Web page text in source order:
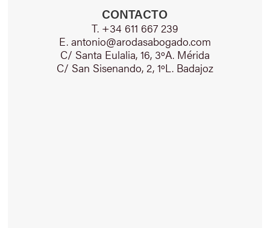
CONTACTO
T. +34 611 667 239
E. antonio@arodasabogado.com
C/ Santa Eulalia, 16, 3ºA. Mérida
C/ San Sisenando, 2, 1ºL. Badajoz